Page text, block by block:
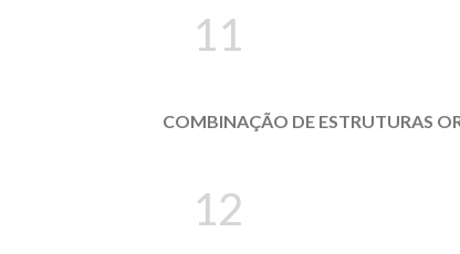
11
COMBINAÇÃO DE ESTRUTURAS
12